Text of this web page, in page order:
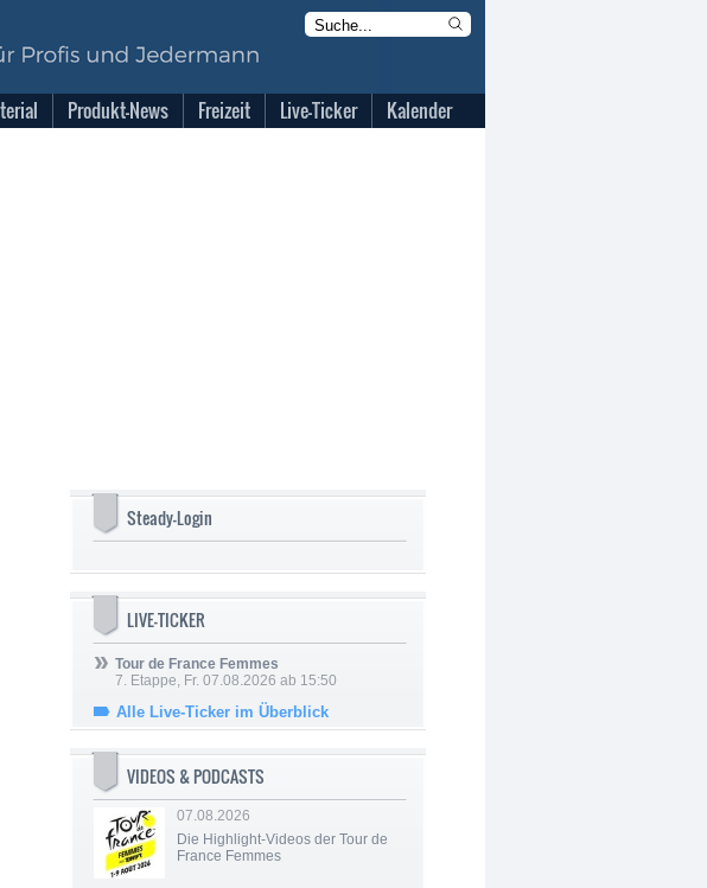
Produkt-News Freizeit Live-Ticker Kalender
Steady-Login
LIVE-TICKER
Tour de France Femmes
7. Etappe, Fr. 07.08.2026 ab 15:50
Alle Live-Ticker im Überblick
VIDEOS & PODCASTS
07.08.2026
Die Highlight-Videos der Tour de
France Femmes